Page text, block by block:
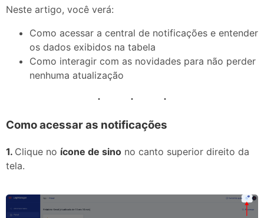
Neste artigo, você verá:
Como acessar a central de notificações e entender
os dados exibidos na tabela
Como interagir com as novidades para não perder
nenhuma atualização
Como acessar as notificações
1. Clique no ícone de sino no canto superior direito da
tela.